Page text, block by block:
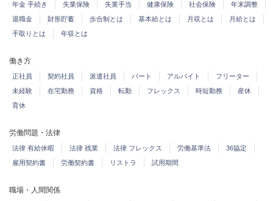
年金 手続き 失業保険 失業手当 健康保険 社会保険
年末調整
退職金
財形貯蓄 歩合制とは 基本給とは 月収とは
月給とは
手取りとは
年収とは
働き方
正社員 契約社員 派遣社員 パート アルバイト
フリーター
未経験
在宅勤務 資格 転勤 フレックス 時短勤務
産休
育休
労働問題・法律
法律 有給休暇 法律 残業 法律 フレックス 労働基準法
36協定
雇用契約書
労働契約書 リストラ 試用期間
職場・人間関係